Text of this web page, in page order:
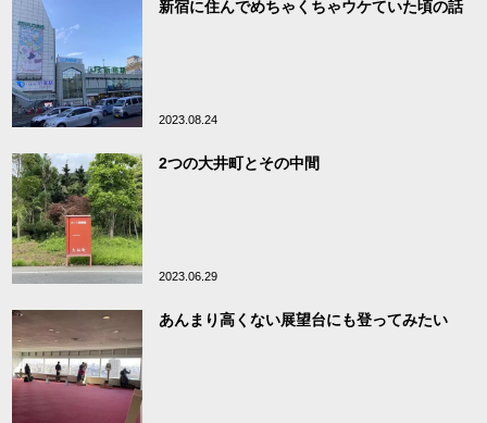
新宿に住んでめちゃくちゃウケていた頃の話
2023.08.24
2つの大井町とその中間
2023.06.29
あんまり高くない展望台にも登ってみたい